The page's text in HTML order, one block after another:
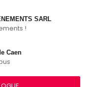
SARL
!
Caen